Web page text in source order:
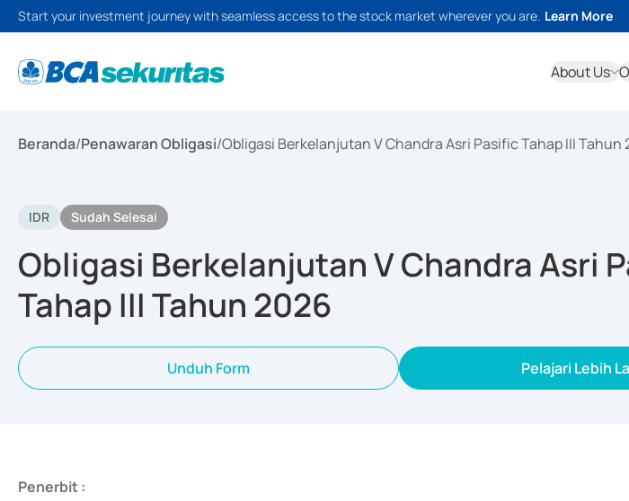
Start your investment journey with seamless access to the stock market wherever you are. Learn More
About Us
Beranda/Penawaran Obligasi/Obligasi Berkelanjutan V Chandra Asri Pasific Tahap III Tahun
IDR Sudah Selesai
Obligasi Berkelanjutan V Chandra Asri
Tahap III Tahun 2026
Unduh Form Pelajari Lebih
Penerbit :